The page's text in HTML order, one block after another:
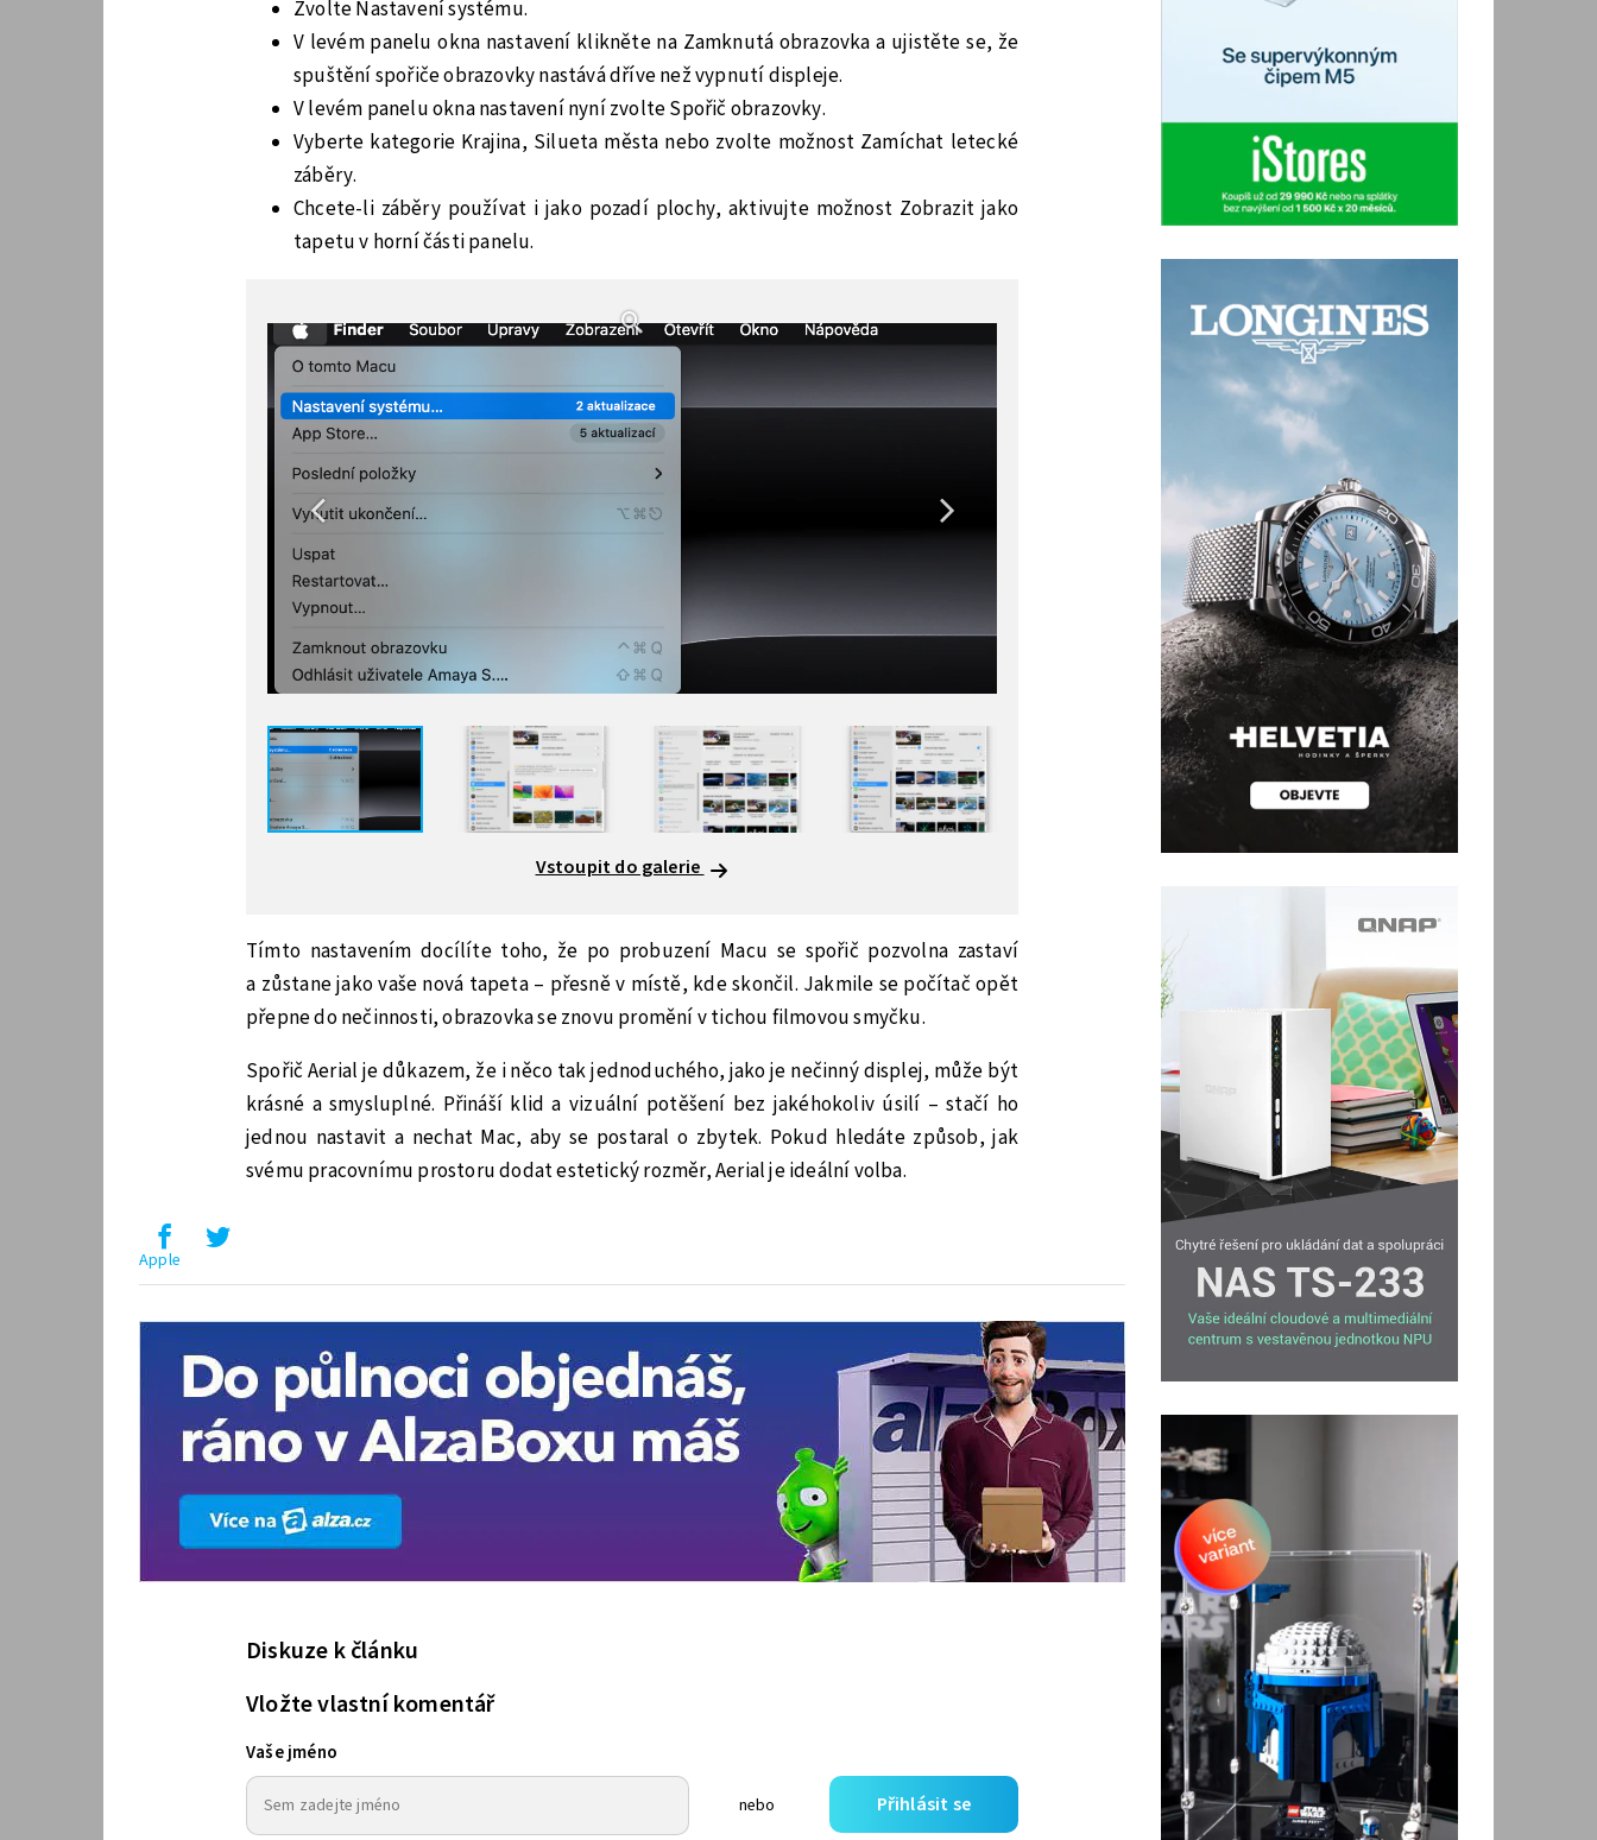
Zvolte Nastavení systému.
V levém panelu okna nastavení klikněte na Zamknutá obrazovka a ujistěte se, že
spuštění spořiče obrazovky nastává dříve než vypnutí displeje.
V levém panelu okna nastavení nyní zvolte Spořič obrazovky.
Vyberte kategorie Krajina, Silueta města nebo zvolte možnost Zamíchat letecké
záběry.
Chcete-li záběry používat i jako pozadí plochy, aktivujte možnost Zobrazit jako
tapetu v horní části panelu.
Vstoupit do galerie
Tímto nastavením docílíte toho, že po probuzení Macu se spořič pozvolna zastaví
a zůstane jako vaše nová tapeta – přesně v místě, kde skončil. Jakmile se počítač opět
přepne do nečinnosti, obrazovka se znovu promění v tichou filmovou smyčku.
Spořič Aerial je důkazem, že i něco tak jednoduchého, jako je nečinný displej, může být
krásné a smysluplné. Přináší klid a vizuální potěšení bez jakéhokoliv úsilí – stačí ho
jednou nastavit a nechat Mac, aby se postaral o zbytek. Pokud hledáte způsob, jak
svému pracovnímu prostoru dodat estetický rozměr, Aerial je ideální volba.
Apple
Diskuze k článku
Vložte vlastní komentář
Vaše jméno
nebo Přihlásit se